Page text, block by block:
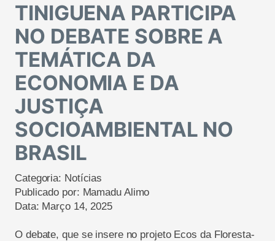
TINIGUENA PARTICIPA
NO DEBATE SOBRE A
TEMÁTICA DA
ECONOMIA E DA
JUSTIÇA
SOCIOAMBIENTAL NO
BRASIL
Categoria: Notícias
Publicado por: Mamadu Alimo
Data: Março 14, 2025
O debate, que se insere no projeto Ecos da Floresta-